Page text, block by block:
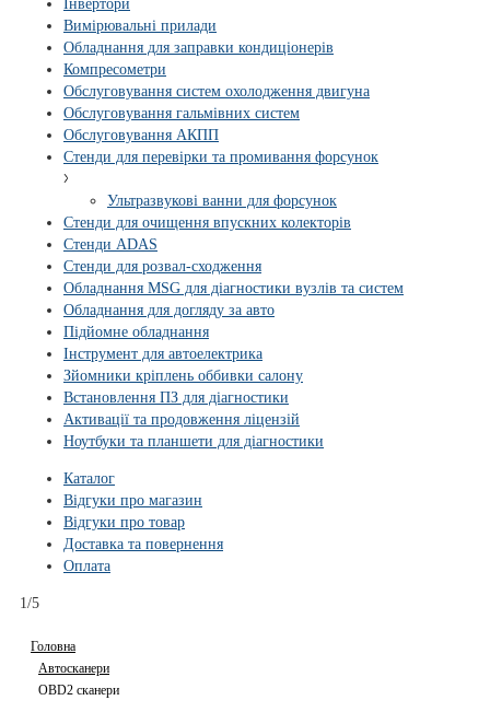
Інвертори
Вимірювальні прилади
Обладнання для заправки кондиціонерів
Компресометри
Обслуговування систем охолодження двигуна
Обслуговування гальмівних систем
Обслуговування АКПП
Стенди для перевірки та промивання форсунок
Ультразвукові ванни для форсунок
Стенди для очищення впускних колекторів
Стенди ADAS
Стенди для розвал-сходження
Обладнання MSG для діагностики вузлів та систем
Обладнання для догляду за авто
Підйомне обладнання
Інструмент для автоелектрика
Зйомники кріплень оббивки салону
Встановлення ПЗ для діагностики
Активації та продовження ліцензій
Ноутбуки та планшети для діагностики
Каталог
Відгуки про магазин
Відгуки про товар
Доставка та повернення
Оплата
1/5
Головна
Автосканери
OBD2 сканери